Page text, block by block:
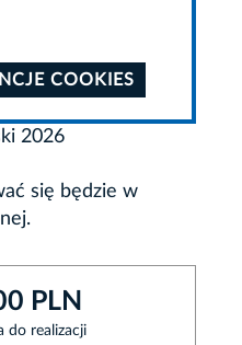
COOKIES
2026
się będzie w
PLN
do realizacji